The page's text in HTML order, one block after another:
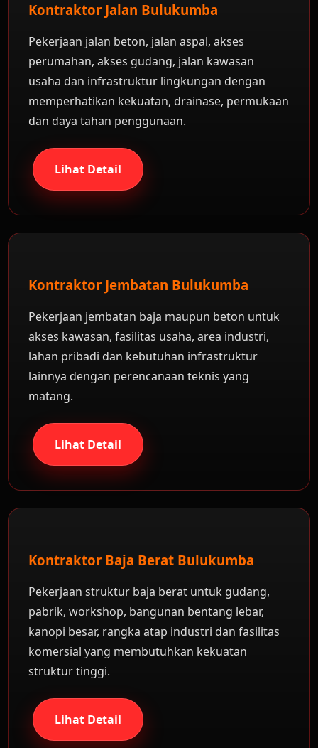
Kontraktor Jalan Bulukumba
Pekerjaan jalan beton, jalan aspal, akses
perumahan, akses gudang, jalan kawasan
usaha dan infrastruktur lingkungan dengan
memperhatikan kekuatan, drainase, permukaan
dan daya tahan penggunaan.
Lihat Detail
Kontraktor Jembatan Bulukumba
Pekerjaan jembatan baja maupun beton untuk
akses kawasan, fasilitas usaha, area industri,
lahan pribadi dan kebutuhan infrastruktur
lainnya dengan perencanaan teknis yang
matang.
Lihat Detail
Kontraktor Baja Berat Bulukumba
Pekerjaan struktur baja berat untuk gudang,
pabrik, workshop, bangunan bentang lebar,
kanopi besar, rangka atap industri dan fasilitas
komersial yang membutuhkan kekuatan
struktur tinggi.
Lihat Detail